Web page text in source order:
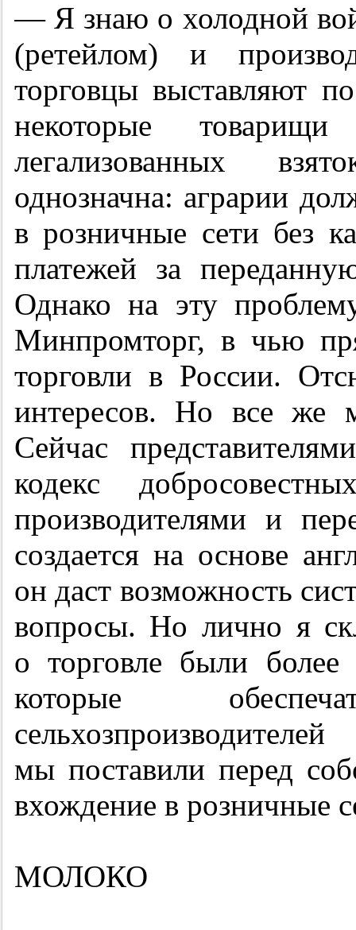
— Я знаю о холодной
(ретейлом) и
торговцы выставляют
некоторые
легализованных
однозначна: аграрии
в розничные сети без
платежей за
Однако на эту
Минпромторг, в чью
торговли в России.
интересов. Но все же
Сейчас
кодекс
производителями и
создается на основе
он даст возможность
вопросы. Но лично я
о торговле были
которые
мы поставили перед
вхождение в розничные
МОЛОКО